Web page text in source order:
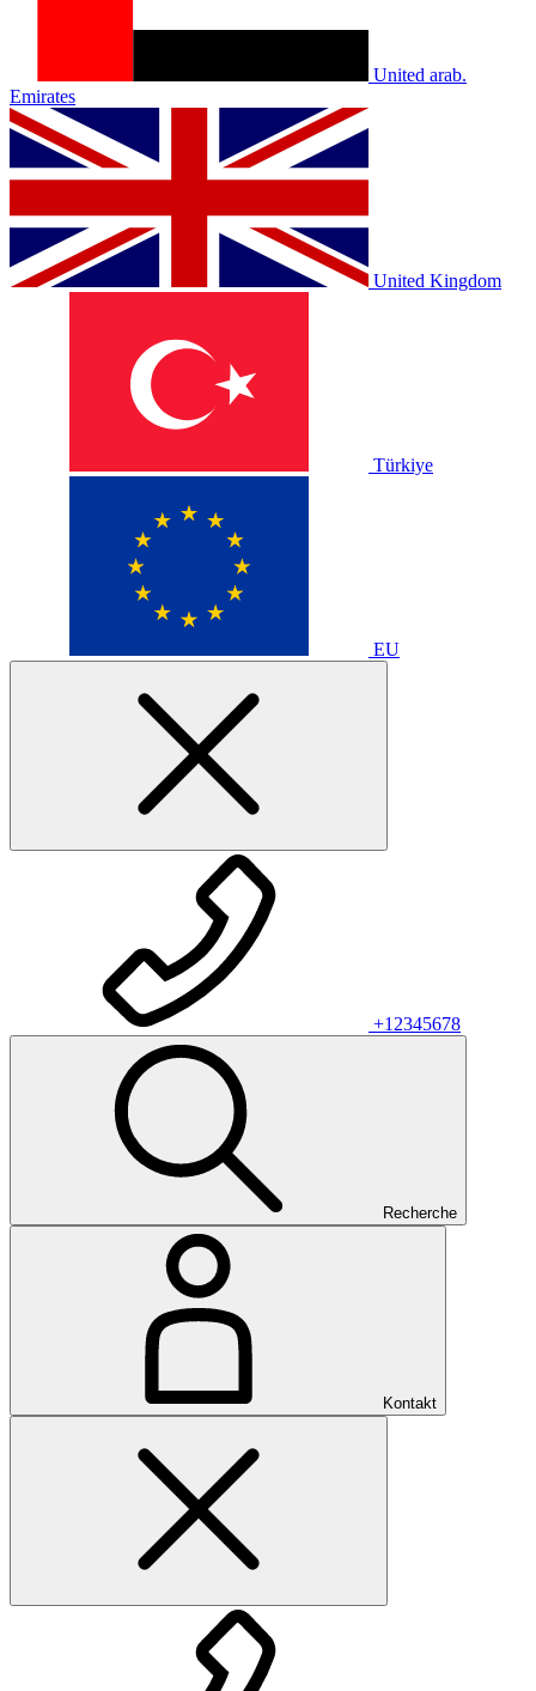
United arab.
Emirates
United Kingdom
Türkiye
EU
+12345678
Recherche
Kontakt